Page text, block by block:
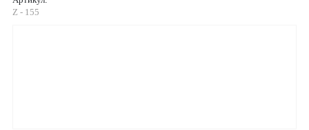
Z - 155